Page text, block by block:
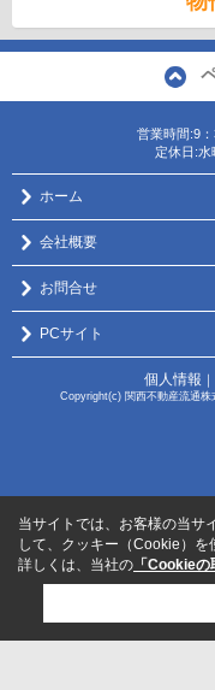
営業時間:9：
定休日:水
ホーム
会社概要
お問合せ
PCサイト
個人情報 ｜
Copyright(c) 関西不動産流
当サイトでは、お客様の当サ
して、クッキー（Cookie）を
詳しくは、当社の 「Cookieの